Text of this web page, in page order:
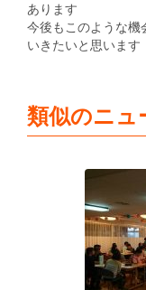
あります
今後もこのような
いきたいと思います
類似のニュ